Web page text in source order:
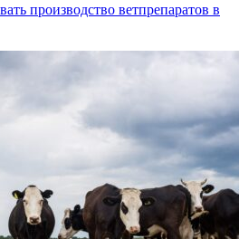
производство ветпрепаратов в